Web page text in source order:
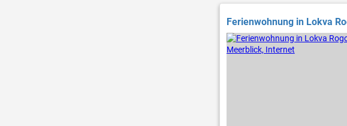
Ferienwohnung in Lokva